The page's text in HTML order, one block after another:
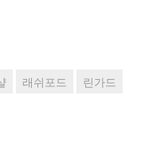
래쉬포드
린가드